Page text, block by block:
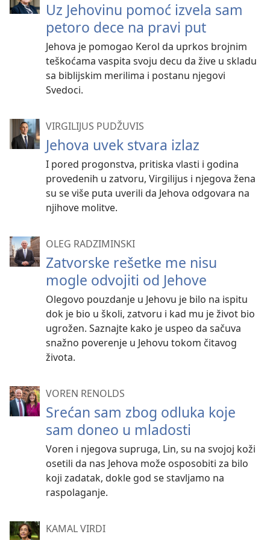
Uz Jehovinu pomoć izvela sam
petoro dece na pravi put
Jehova je pomogao Kerol da uprkos brojnim
teškoćama vaspita svoju decu da žive u skladu
sa biblijskim merilima i postanu njegovi
Svedoci.
VIRGILIJUS PUDŽUVIS
Jehova uvek stvara izlaz
I pored progonstva, pritiska vlasti i godina
provedenih u zatvoru, Virgilijus i njegova žena
su se više puta uverili da Jehova odgovara na
njihove molitve.
OLEG RADZIMINSKI
Zatvorske rešetke me nisu
mogle odvojiti od Jehove
Olegovo pouzdanje u Jehovu je bilo na ispitu
dok je bio u školi, zatvoru i kad mu je život bio
ugrožen. Saznajte kako je uspeo da sačuva
snažno poverenje u Jehovu tokom čitavog
života.
VOREN RENOLDS
Srećan sam zbog odluka koje
sam doneo u mladosti
Voren i njegova supruga, Lin, su na svojoj koži
osetili da nas Jehova može osposobiti za bilo
koji zadatak, dokle god se stavljamo na
raspolaganje.
KAMAL VIRDI